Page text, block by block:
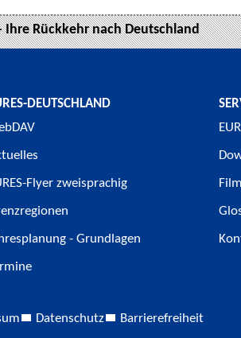
Rückkehr nach Deutschland
DEUTSCHLAND
Flyer zweisprachig
- Grundlagen
Datenschutz Barrierefreiheit